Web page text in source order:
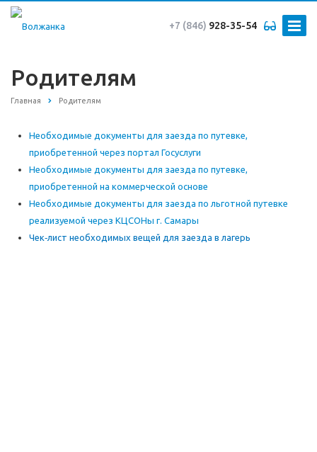
+7 (846) 928-35-54
Родителям
Главная Родителям
Необходимые документы для заезда по путевке,
приобретенной через портал Госуслуги
Необходимые документы для заезда по путевке,
приобретенной на коммерческой основе
Необходимые документы для заезда по льготной путевке
реализуемой через КЦСОНы г. Самары
Чек‑лист необходимых вещей для заезда в лагерь